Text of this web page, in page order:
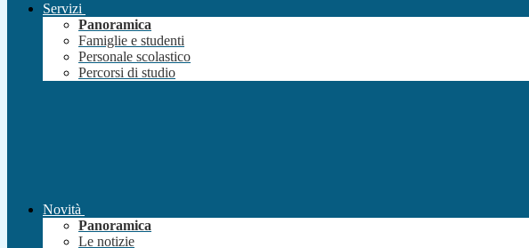
Servizi
Panoramica
Famiglie e studenti
Personale scolastico
Percorsi di studio
Novità
Panoramica
Le notizie